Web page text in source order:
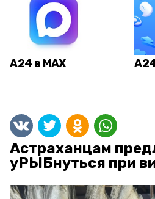
А24 в MAX
Астраханцам
уРЫБнуться при